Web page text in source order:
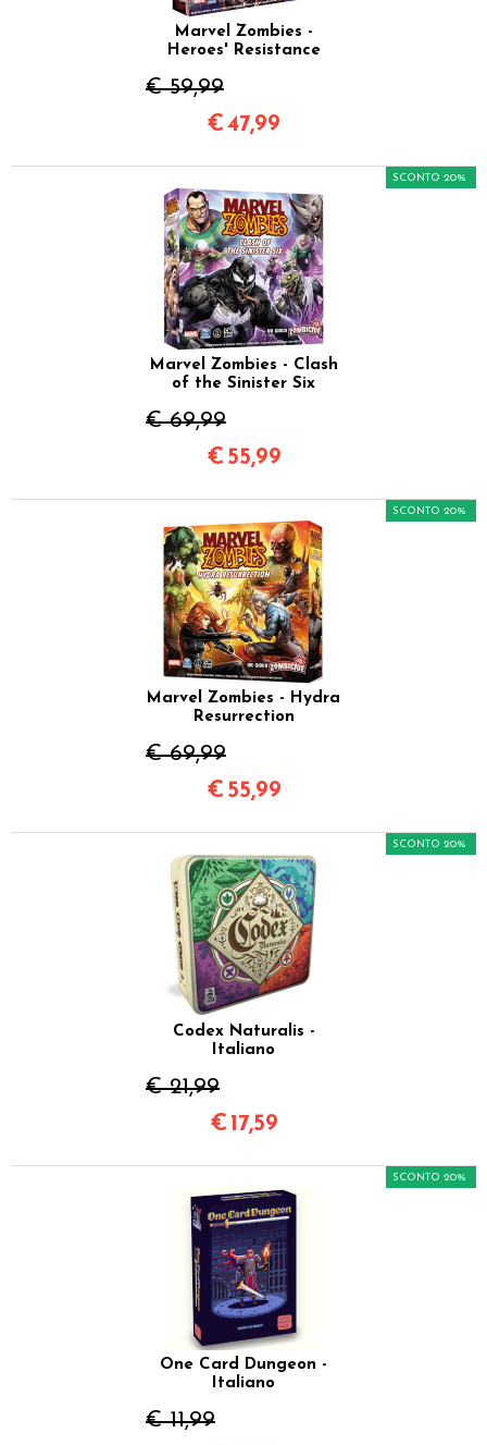
Marvel Zombies -
Heroes' Resistance
€ 59,99
€47,99
Marvel Zombies - Clash
of the Sinister Six
€ 69,99
SCONTO 20%
€ 55,99
Marvel Zombies - Hydra
Resurrection
€ 69,99
SCONTO 20%
€ 55,99
Codex Naturalis -
Italiano
€ 21,99
SCONTO 20%
€ 17,59
One Card Dungeon -
Italiano
€ 11,99
SCONTO 20%